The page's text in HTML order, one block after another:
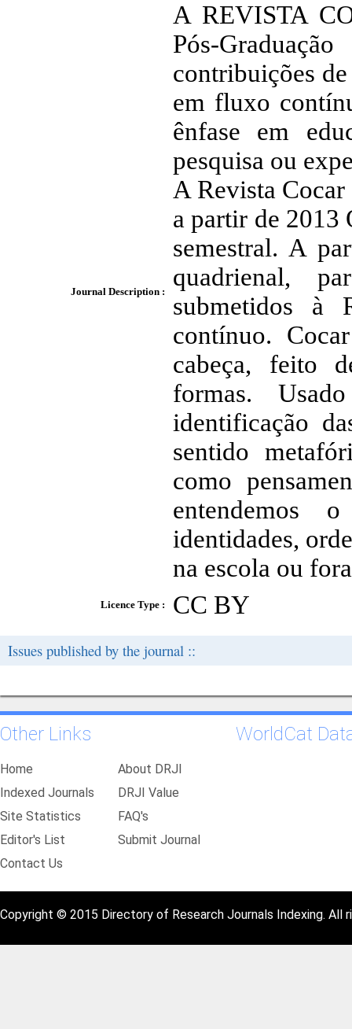
Journal Description :
A REVISTA
Pós-
contribuições
em fluxo
ênfase em
pesquisa ou
A Revista
a partir de 2013
semestral. A
quadrienal,
submetidos à
contínuo.
cabeça, feito
formas.
identificação
sentido
como
entendemos
identidades,
na escola ou
Licence Type : CC BY
Issues published by the journal ::
Other Links
Home
About DRJI
Indexed Journals
DRJI Value
Site Statistics
FAQ's
Editor's List
Submit Journal
Contact Us
WorldCat
Copyright © 2015 Directory of Research Journals Indexing. All